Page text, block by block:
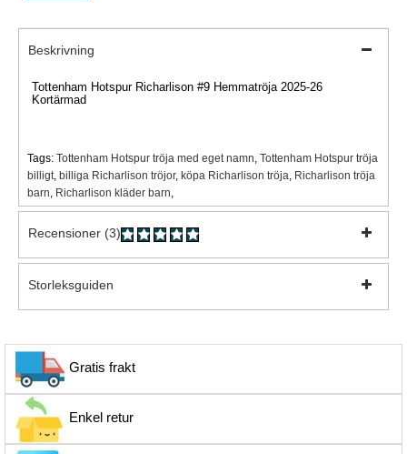
Beskrivning
Tottenham Hotspur Richarlison #9 Hemmatröja 2025-26
Kortärmad
Tags: Tottenham Hotspur tröja med eget namn Tottenham Hotspur tröja
billigt billiga Richarlison tröjor, köpa Richarlison tröja Richarlison tröja
barn Richarlison kläder barn
Recensioner (3)
Storleksguiden
Gratis frakt
Enkel retur